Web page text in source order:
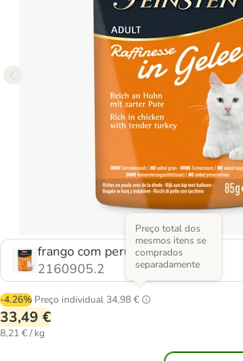
frango com peru
2160905.2
-4.26% Preço individual 34,98 €
Preço total dos
mesmos itens se
comprados
separadamente
33,49 €
8,21 € / kg